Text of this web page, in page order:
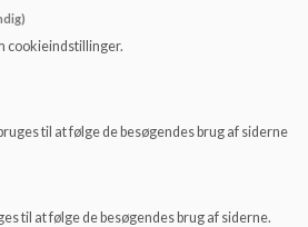
cookieindstillinger.
til at følge de besøgendes brug af siderne
til at følge de besøgendes brug af siderne.